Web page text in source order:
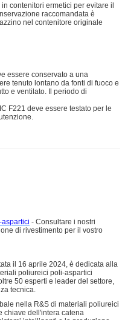
contenitori ermetici per evitare il
raccomandata è
nel contenitore originale
essere conservato a una
tenuto lontano da fonti di fuoco e
e ventilato. Il periodo di
F221 deve essere testato per le
- Consultare i nostri
di rivestimento per il vostro
il 16 aprile 2024, è dedicata alla
poliureici poli-aspartici
50 esperti e leader del settore,
tecnica.
nella R&S di materiali poliureici
chiave dell'intera catena